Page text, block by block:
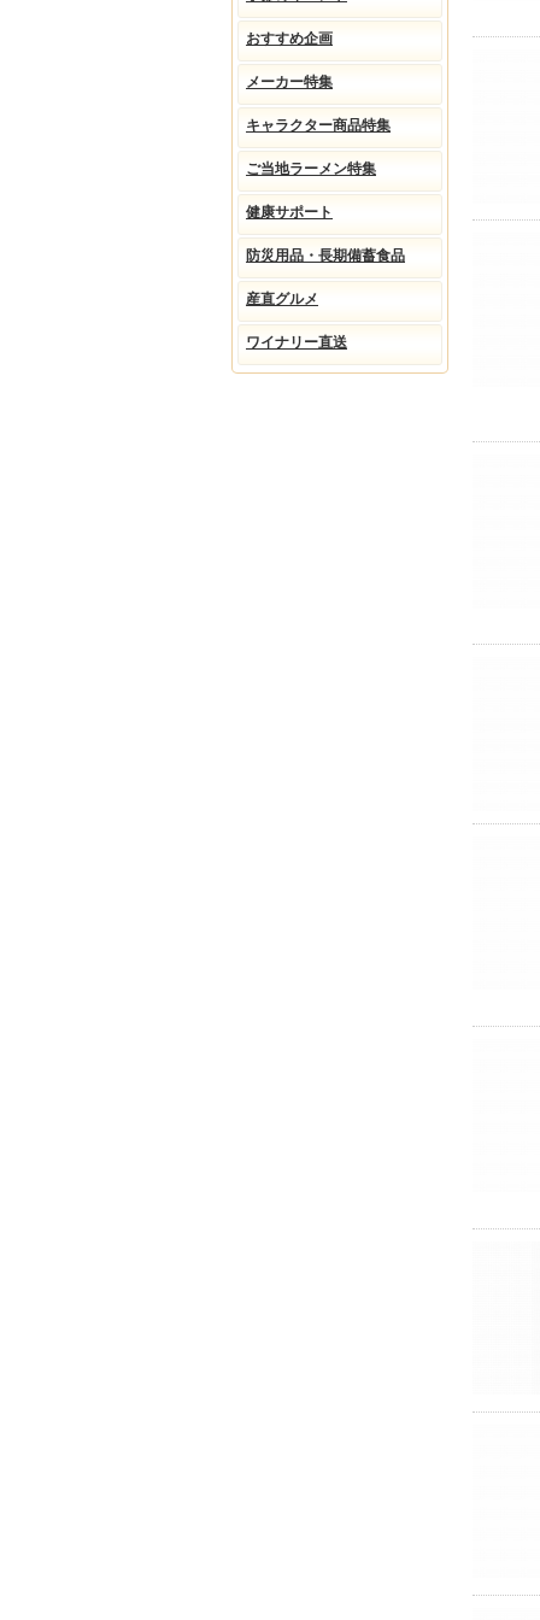
おすすめ企画
メーカー特集
キャラクター商品特集
ご当地ラーメン特集
健康サポート
防災用品・長期備蓄食品
産直グルメ
ワイナリー直送